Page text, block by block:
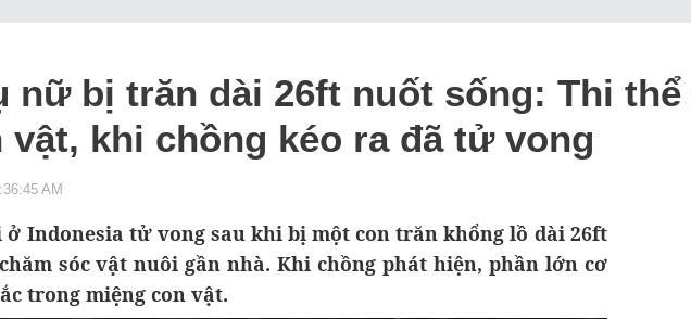
nữ bị trăn dài 26ft nuốt sống: Thi thể
vật, khi chồng kéo ra đã tử vong
AM
Indonesia tử vong sau khi bị một con trăn khổng lồ dài 26ft
sóc vật nuôi gần nhà. Khi chồng phát hiện, phần lớn cơ
trong miệng con vật.